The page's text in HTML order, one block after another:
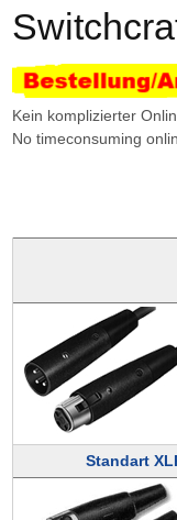
Kein komplizierter
No timeconsuming
Standart